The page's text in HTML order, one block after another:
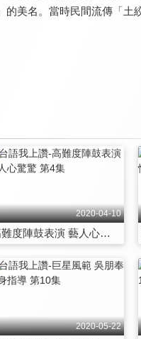
美名。當時民間流傳「
2020-04-10
高難度陣鼓表演 藝人心驚驚 第4集
2020-05-22